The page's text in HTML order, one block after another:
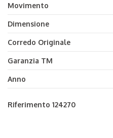
Movimento
Dimensione
Corredo Originale
Garanzia TM
Anno
Riferimento 124270